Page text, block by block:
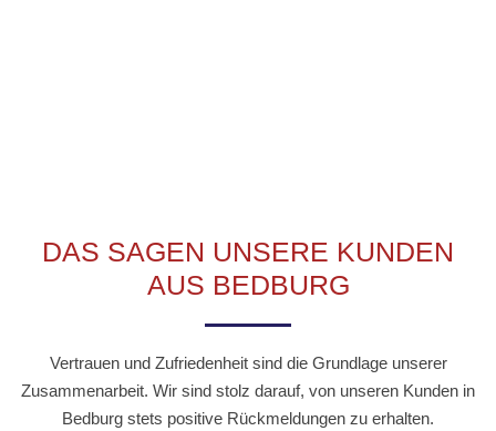
DAS SAGEN UNSERE KUNDEN
AUS BEDBURG
Vertrauen und Zufriedenheit sind die Grundlage unserer
Zusammenarbeit. Wir sind stolz darauf, von unseren Kunden in
Bedburg stets positive Rückmeldungen zu erhalten.